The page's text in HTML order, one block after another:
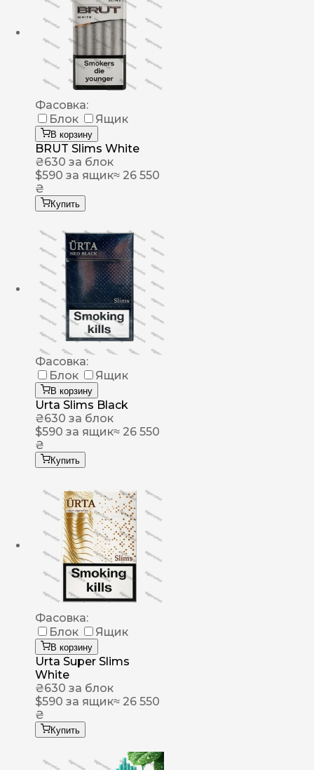
Фасовка:
Блок
Ящик
В корзину
BRUT Slims White
₴630 за блок
$590 за ящик≈ 26 550
₴
Купить
Фасовка:
Блок
Ящик
В корзину
Urta Slims Black
₴630 за блок
$590 за ящик≈ 26 550
₴
Купить
Фасовка:
Блок
Ящик
В корзину
Urta Super Slims
White
₴630 за блок
$590 за ящик≈ 26 550
₴
Купить